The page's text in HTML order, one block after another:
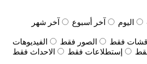
اليوم آخر أسبوع
آخر شهر
فقط الصور فقط
الفيديوهات
إستطلاعات فقط الاحداث فقط